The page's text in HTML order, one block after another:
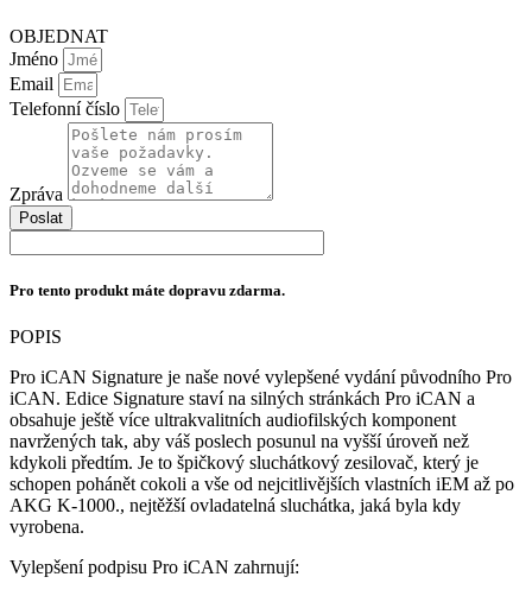
OBJEDNAT
Jméno
Email
Telefonní číslo
Zpráva
Poslat
Pro tento produkt máte dopravu zdarma.
POPIS
Pro iCAN Signature je naše nové vylepšené vydání původního Pro
iCAN. Edice Signature staví na silných stránkách Pro iCAN a
obsahuje ještě více ultrakvalitních audiofilských komponent
navržených tak, aby váš poslech posunul na vyšší úroveň než
kdykoli předtím. Je to špičkový sluchátkový zesilovač, který je
schopen pohánět cokoli a vše od nejcitlivějších vlastních iEM až po
AKG K-1000., nejtěžší ovladatelná sluchátka, jaká byla kdy
vyrobena.
Vylepšení podpisu Pro iCAN zahrnují: